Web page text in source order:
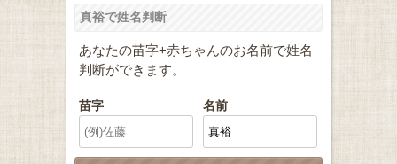
真裕で姓名判断
あなたの苗字+赤ちゃんのお名前で姓名
判断ができます。
苗字 名前